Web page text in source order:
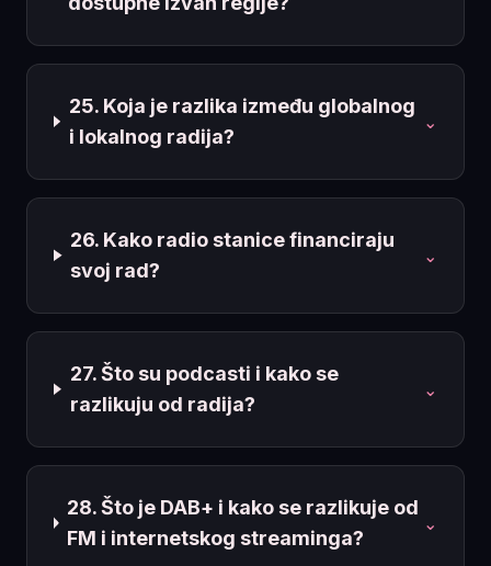
25. Koja je razlika između globalnog
i lokalnog radija?
⌄
26. Kako radio stanice financiraju
svoj rad?
⌄
27. Što su podcasti i kako se
razlikuju od radija?
⌄
28. Što je DAB+ i kako se razlikuje od
FM i internetskog streaminga?
⌄